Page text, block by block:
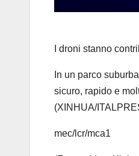
I droni stanno
In un parco
sicuro, rapido e
(XINHUA/
mec/lcr/mca1